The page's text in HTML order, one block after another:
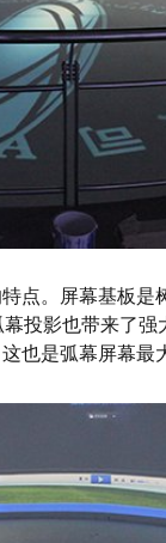
点。屏幕基板是
投影也带来了强
也是弧幕屏幕最